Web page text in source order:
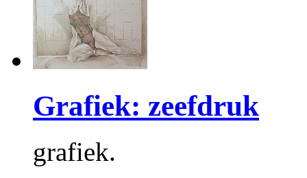
Grafiek: zeefdruk
grafiek.